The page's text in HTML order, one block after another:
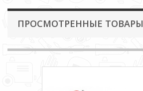
ПРОСМОТРЕННЫЕ ТОВАРЫ